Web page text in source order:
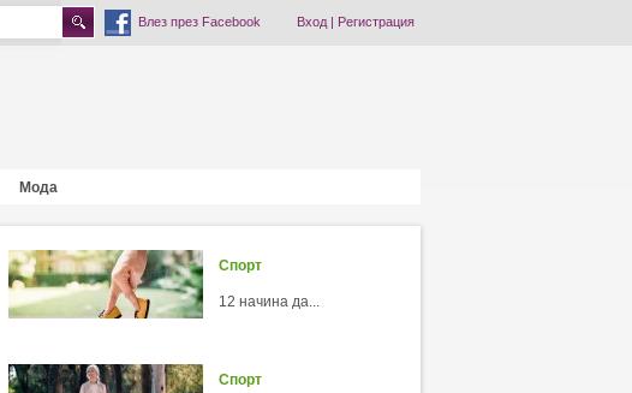
Влез през Facebook Вход| Регистрация
Мода
Спорт
12 начина да...
Спорт